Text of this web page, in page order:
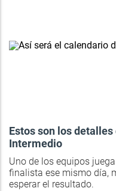
Estos son los
Intermedio
Uno de los equipos
finalista ese mismo día,
esperar el resultado.